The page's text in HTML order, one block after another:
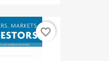
favorite_border